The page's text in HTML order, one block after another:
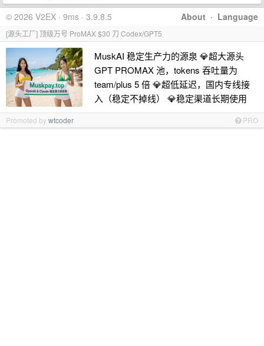
About · Language
© 2026 V2EX · 9ms · 3.9.8.5
[源头工厂] 顶级万号 ProMAX $30 刀 Codex/GPT5
MuskAI 稳定生产力的源泉 💎超大源头
GPT PROMAX 池，tokens 吞吐量为
team/plus 5 倍 💎超低延迟，国内专线接
入（稳定不掉线） 💎稳定渠道长期使用
Promoted bywtcoder PRO